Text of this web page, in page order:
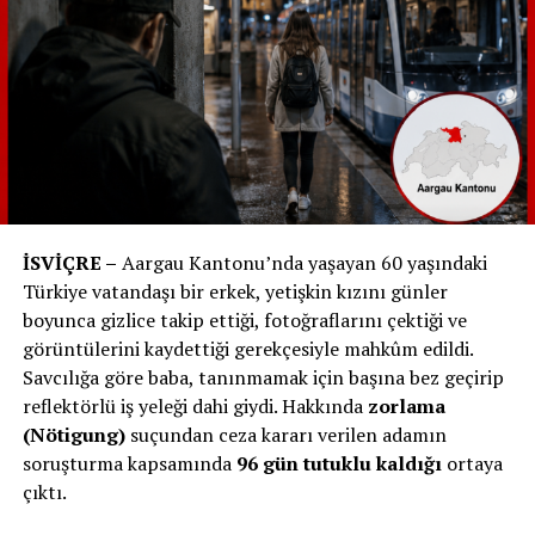
yoğunluğunu kontrol altına almayı ve şehirdeki yaşam
kalitesini korumayı amaçlıyor. Bu radikal adımlar,
şehirdeki mevcut turizm baskısını hafifletmeyi ve yerel
halkın yaşam alanlarını korumayı hedefliyor.
1. Tekerli Valizlere Yasak :
Roth, şehirdeki taş döşeli yollar üzerinde valizlerin
özellikle turistlerin valizlerini sürerken çıkardığı
gürültünün şehir sakinleri ve diğer ziyaretçiler üzerinde
yarattığı rahatsızlığı azaltmayı amaçlıyor. Roth, bu tür
yasakların Dubrovnik gibi şehirlerde uygulanarak
başarıyla sonuçlandığını belirterek, Luzern’de de benzer
bir önlemin şehirdeki huzuru artıracağını savunuyor.
2. Yeni Otel İnşaatlarına Sınırlama:
İSVİÇRE – Aargau Kantonu’nda yaşayan 60 yaşındaki
Türkiye vatandaşı bir erkek, yetişkin kızını günler
boyunca gizlice takip ettiği, fotoğraflarını çektiği ve
görüntülerini kaydettiği gerekçesiyle mahkûm edildi.
Savcılığa göre baba, tanınmamak için başına bez geçirip
reflektörlü iş yeleği dahi giydi. Hakkında zorlama
(Nötigung)suçundan ceza kararı verilen adamın
soruşturma kapsamında 96 gün tutuklu kaldığıortaya
çıktı.